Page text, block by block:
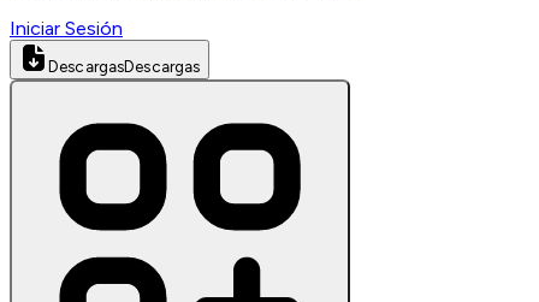
Iniciar Sesión
DescargasDescargas